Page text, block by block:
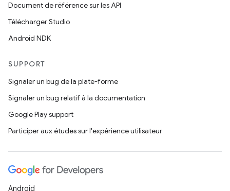
Document de référence sur les API
Télécharger Studio
Android NDK
SUPPORT
Signaler un bug de la plate-forme
Signaler un bug relatif à la documentation
Google Play support
Participer aux études sur l'expérience utilisateur
Android